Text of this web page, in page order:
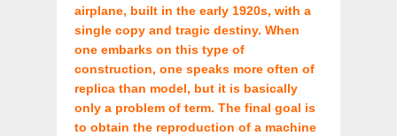
airplane, built in the early 1920s, with a
single copy and tragic destiny. When
one embarks on this type of
construction, one speaks more often of
replica than model, but it is basically
only a problem of term. The final goal is
to obtain the reproduction of a machine